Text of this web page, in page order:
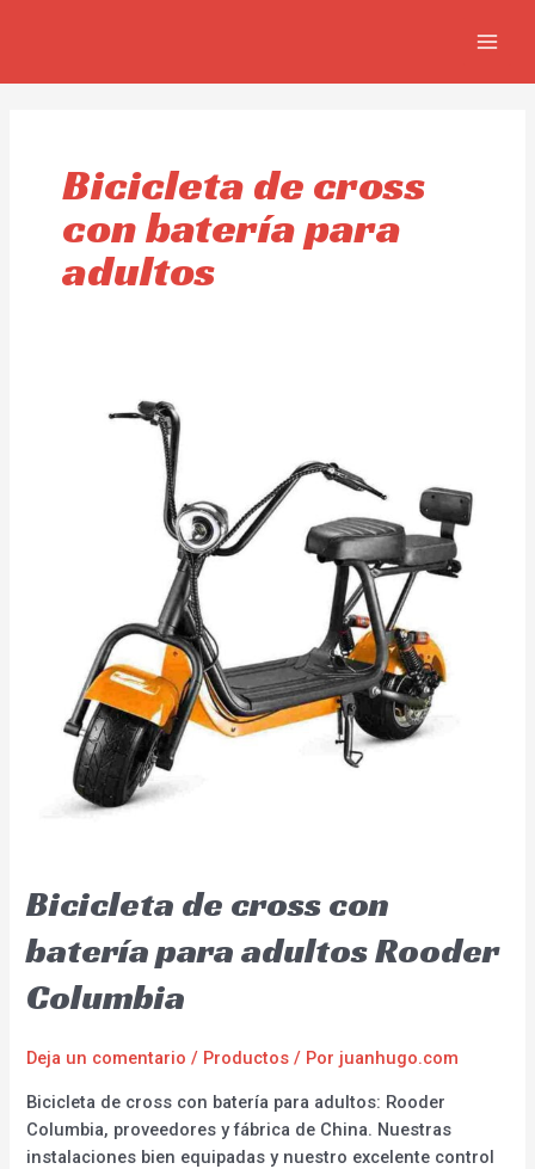
Bicicleta de cross
con batería para
adultos
Bicicleta de cross con
batería para adultos Rooder
Columbia
Deja un comentario / Productos / Por juanhugo.com
Bicicleta de cross con batería para adultos: Rooder
Columbia, proveedores y fábrica de China. Nuestras
instalaciones bien equipadas y nuestro excelente control